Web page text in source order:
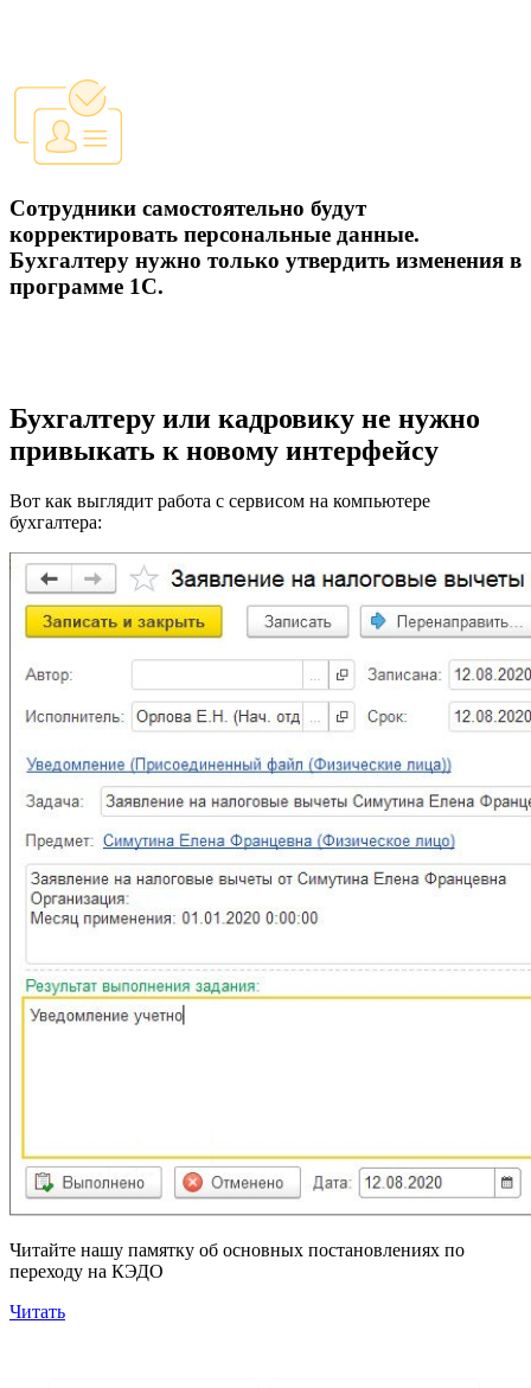
Сотрудники самостоятельно будут
корректировать персональные данные.
Бухгалтеру нужно только утвердить изменения в
программе 1С.
Бухгалтеру или кадровику не нужно
привыкать к новому интерфейсу
Вот как выглядит работа с сервисом на компьютере
бухгалтера:
Читайте нашу памятку об основных постановлениях по
переходу на КЭДО
Читать